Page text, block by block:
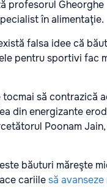
profesorul Gheorghe
în alimentaţie.
falsa idee că
pentru sportivi fac
să contrazică
din energizante
Poonam
băuturi măreşte
cariilesă